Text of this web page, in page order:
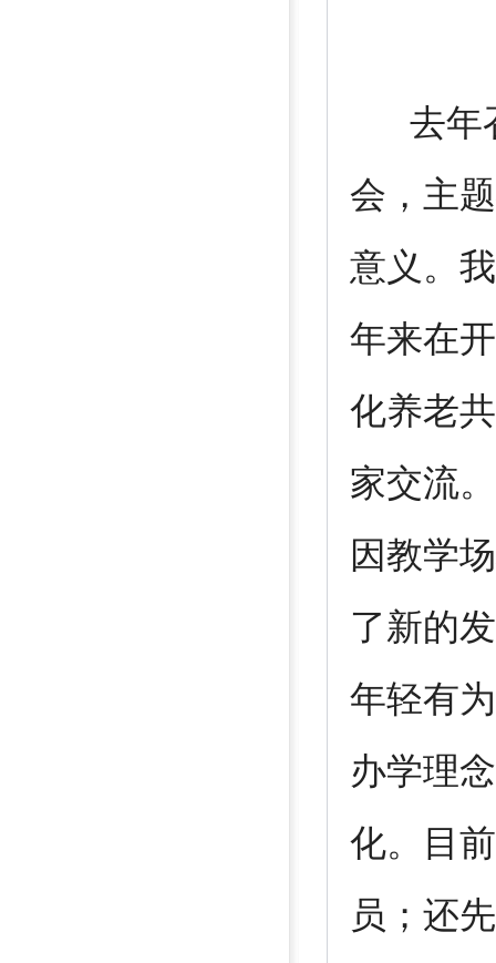
去年召
会，主
意义。
年来在
化养老
家交流
因教学
了新的
年轻有
办学理
化。目
员；还